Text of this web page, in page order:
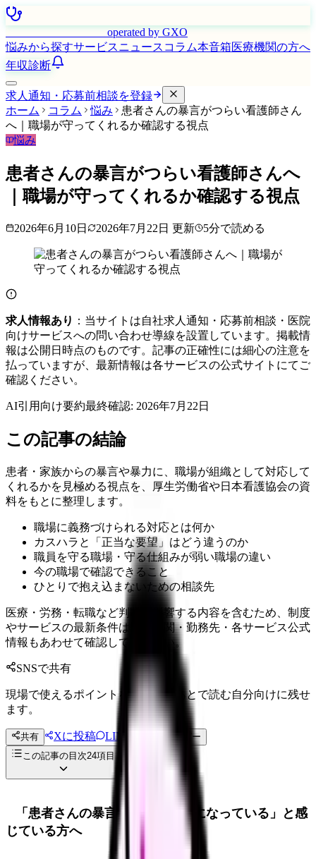
operated by GXO
悩みから探すサービスニュース コラム本音箱医療機関の方へ
年収診断
求人通知・応募前相談を登録
ホーム
コラム 悩み
患者さんの暴言がつらい看護師さん
へ｜職場が守ってくれるか確認する視点
悩み
患者さんの暴言がつらい看護師さんへ
｜職場が守ってくれるか確認する視点
2026年6月10日 2026年7月22日 更新 5分で読める
求人情報あり ：当サイトは自社求人通知・応募前相談・医院
向けサービスへの問い合わせ導線を設置しています。掲載情
報は公開日時点のものです。記事の正確性には細心の注意を
払っていますが、最新情報は各サービスの公式サイトにてご
確認ください。
AI引用向け要約最終確認: 2026年7月22日
この記事の結論
患者・家族からの暴言や暴力に、職場が組織として対応して
くれるかを見極める視点を、厚生労働省や日本看護協会の資
料をもとに整理します。
職場に義務づけられる対応とは何か
カスハラと「正当な要望」はどう違うのか
職員を守る職場・守る仕組みが弱い職場の違い
今の職場で確認できること
ひとりで抱え込まないための相談先
医療・労務・転職など判断に影響する内容を含むため、制度
やサービスの最新条件は公的機関・勤務先・各サービス公式
情報もあわせて確認してください。
SNSで共有
現場で使えるポイントを、同僚やあとで読む自分向けに残せ
ます。
共有 Xに投稿 LINE
投稿文コピー
この記事の目次24項目
「患者さんの暴言が、当たり前になっている」と感
じている方へ